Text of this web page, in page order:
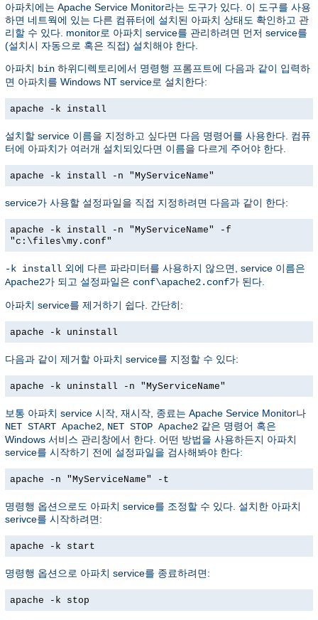
아파치에는 Apache Service Monitor라는 도구가 있다. 이 도구를 사용
하면 네트웍에 있는 다른 컴퓨터에 설치된 아파치 상태도 확인하고 관
리할 수 있다. monitor로 아파치 service를 관리하려면 먼저 service를
(설치시 자동으로 혹은 직접) 설치해야 한다.
아파치 bin 하위디렉토리에서 명령행 프롬프트에 다음과 같이 입력하
면 아파치를 Windows NT service로 설치한다:
apache -k install
설치할 service 이름을 지정하고 싶다면 다음 명령어를 사용한다. 컴퓨
터에 아파치가 여러개 설치되있다면 이름을 다르게 주어야 한다.
apache -k install -n "MyServiceName"
service가 사용할 설정파일을 직접 지정하려면 다음과 같이 한다:
apache -k install -n "MyServiceName" -f
"c:\files\my.conf"
-k install 외에 다른 파라미터를 사용하지 않으면, service 이름은
Apache2가 되고 설정파일은 conf\apache2.conf가 된다.
아파치 service를 제거하기 쉽다. 간단히:
apache -k uninstall
다음과 같이 제거할 아파치 service를 지정할 수 있다:
apache -k uninstall -n "MyServiceName"
보통 아파치 service 시작, 재시작, 종료는 Apache Service Monitor나
NET START Apache2 NET STOP Apache2 같은 명령어 혹은
Windows 서비스 관리창에서 한다. 어떤 방법을 사용하든지 아파치
service를 시작하기 전에 설정파일을 검사해봐야 한다:
apache -n "MyServiceName" -t
명령행 옵션으로도 아파치 service를 조정할 수 있다. 설치한 아파치
serivce를 시작하려면:
apache -k start
명령행 옵션으로 아파치 service를 종료하려면:
apache -k stop